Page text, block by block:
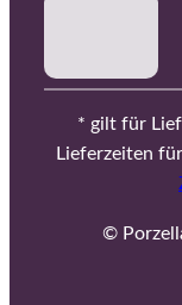
* gilt für
Lieferzeiten
©